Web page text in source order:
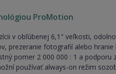
ProMotion
v obľúbenej 6,1" veľkosti,
prezeranie fotografií alebo
pomer 2 000 000 : 1 a
používať always-on režim